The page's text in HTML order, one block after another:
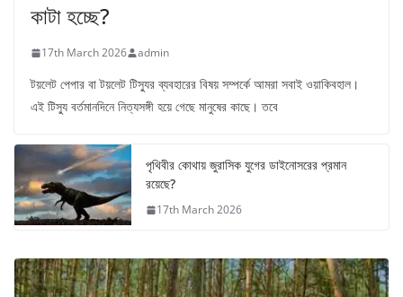
কাটা হচ্ছে?
17th March 2026 admin
টয়লেট পেপার বা টয়লেট টিস্যুর ব্যবহারের বিষয় সম্পর্কে আমরা সবাই ওয়াকিবহাল।
এই টিস্যু বর্তমানদিনে নিত্যসঙ্গী হয়ে গেছে মানুষের কাছে। তবে
পৃথিবীর কোথায় জুরাসিক যুগের ডাইনোসরের প্রমান
রয়েছে?
17th March 2026